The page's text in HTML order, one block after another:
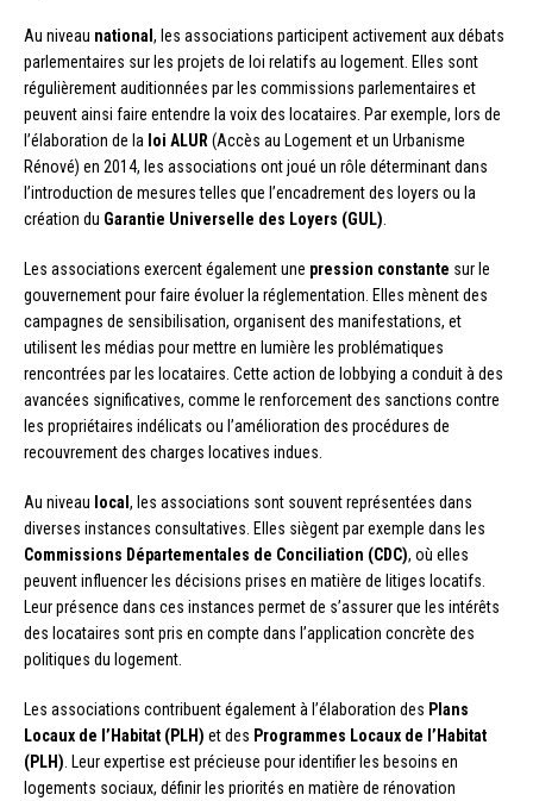
Au niveau national , les associations participent activement aux débats
parlementaires sur les projets de loi relatifs au logement. Elles sont
régulièrement auditionnées par les commissions parlementaires et
peuvent ainsi faire entendre la voix des locataires. Par exemple, lors de
l’élaboration de la loi ALUR(Accès au Logement et un Urbanisme
Rénové) en 2014, les associations ont joué un rôle déterminant dans
l’introduction de mesures telles que l’encadrement des loyers ou la
création du Garantie Universelle des Loyers (GUL).
Les associations exercent également une pression constante sur le
gouvernement pour faire évoluer la réglementation. Elles mènent des
campagnes de sensibilisation, organisent des manifestations, et
utilisent les médias pour mettre en lumière les problématiques
rencontrées par les locataires. Cette action de lobbying a conduit à des
avancées significatives, comme le renforcement des sanctions contre
les propriétaires indélicats ou l’amélioration des procédures de
recouvrement des charges locatives indues.
Au niveau local , les associations sont souvent représentées dans
diverses instances consultatives. Elles siègent par exemple dans les
Commissions Départementales de Conciliation (CDC), où elles
peuvent influencer les décisions prises en matière de litiges locatifs.
Leur présence dans ces instances permet de s’assurer que les intérêts
des locataires sont pris en compte dans l’application concrète des
politiques du logement.
Les associations contribuent également à l’élaboration des Plans
Locaux de l’Habitat (PLH) et des Programmes Locaux de l’Habitat
(PLH). Leur expertise est précieuse pour identifier les besoins en
logements sociaux, définir les priorités en matière de rénovation